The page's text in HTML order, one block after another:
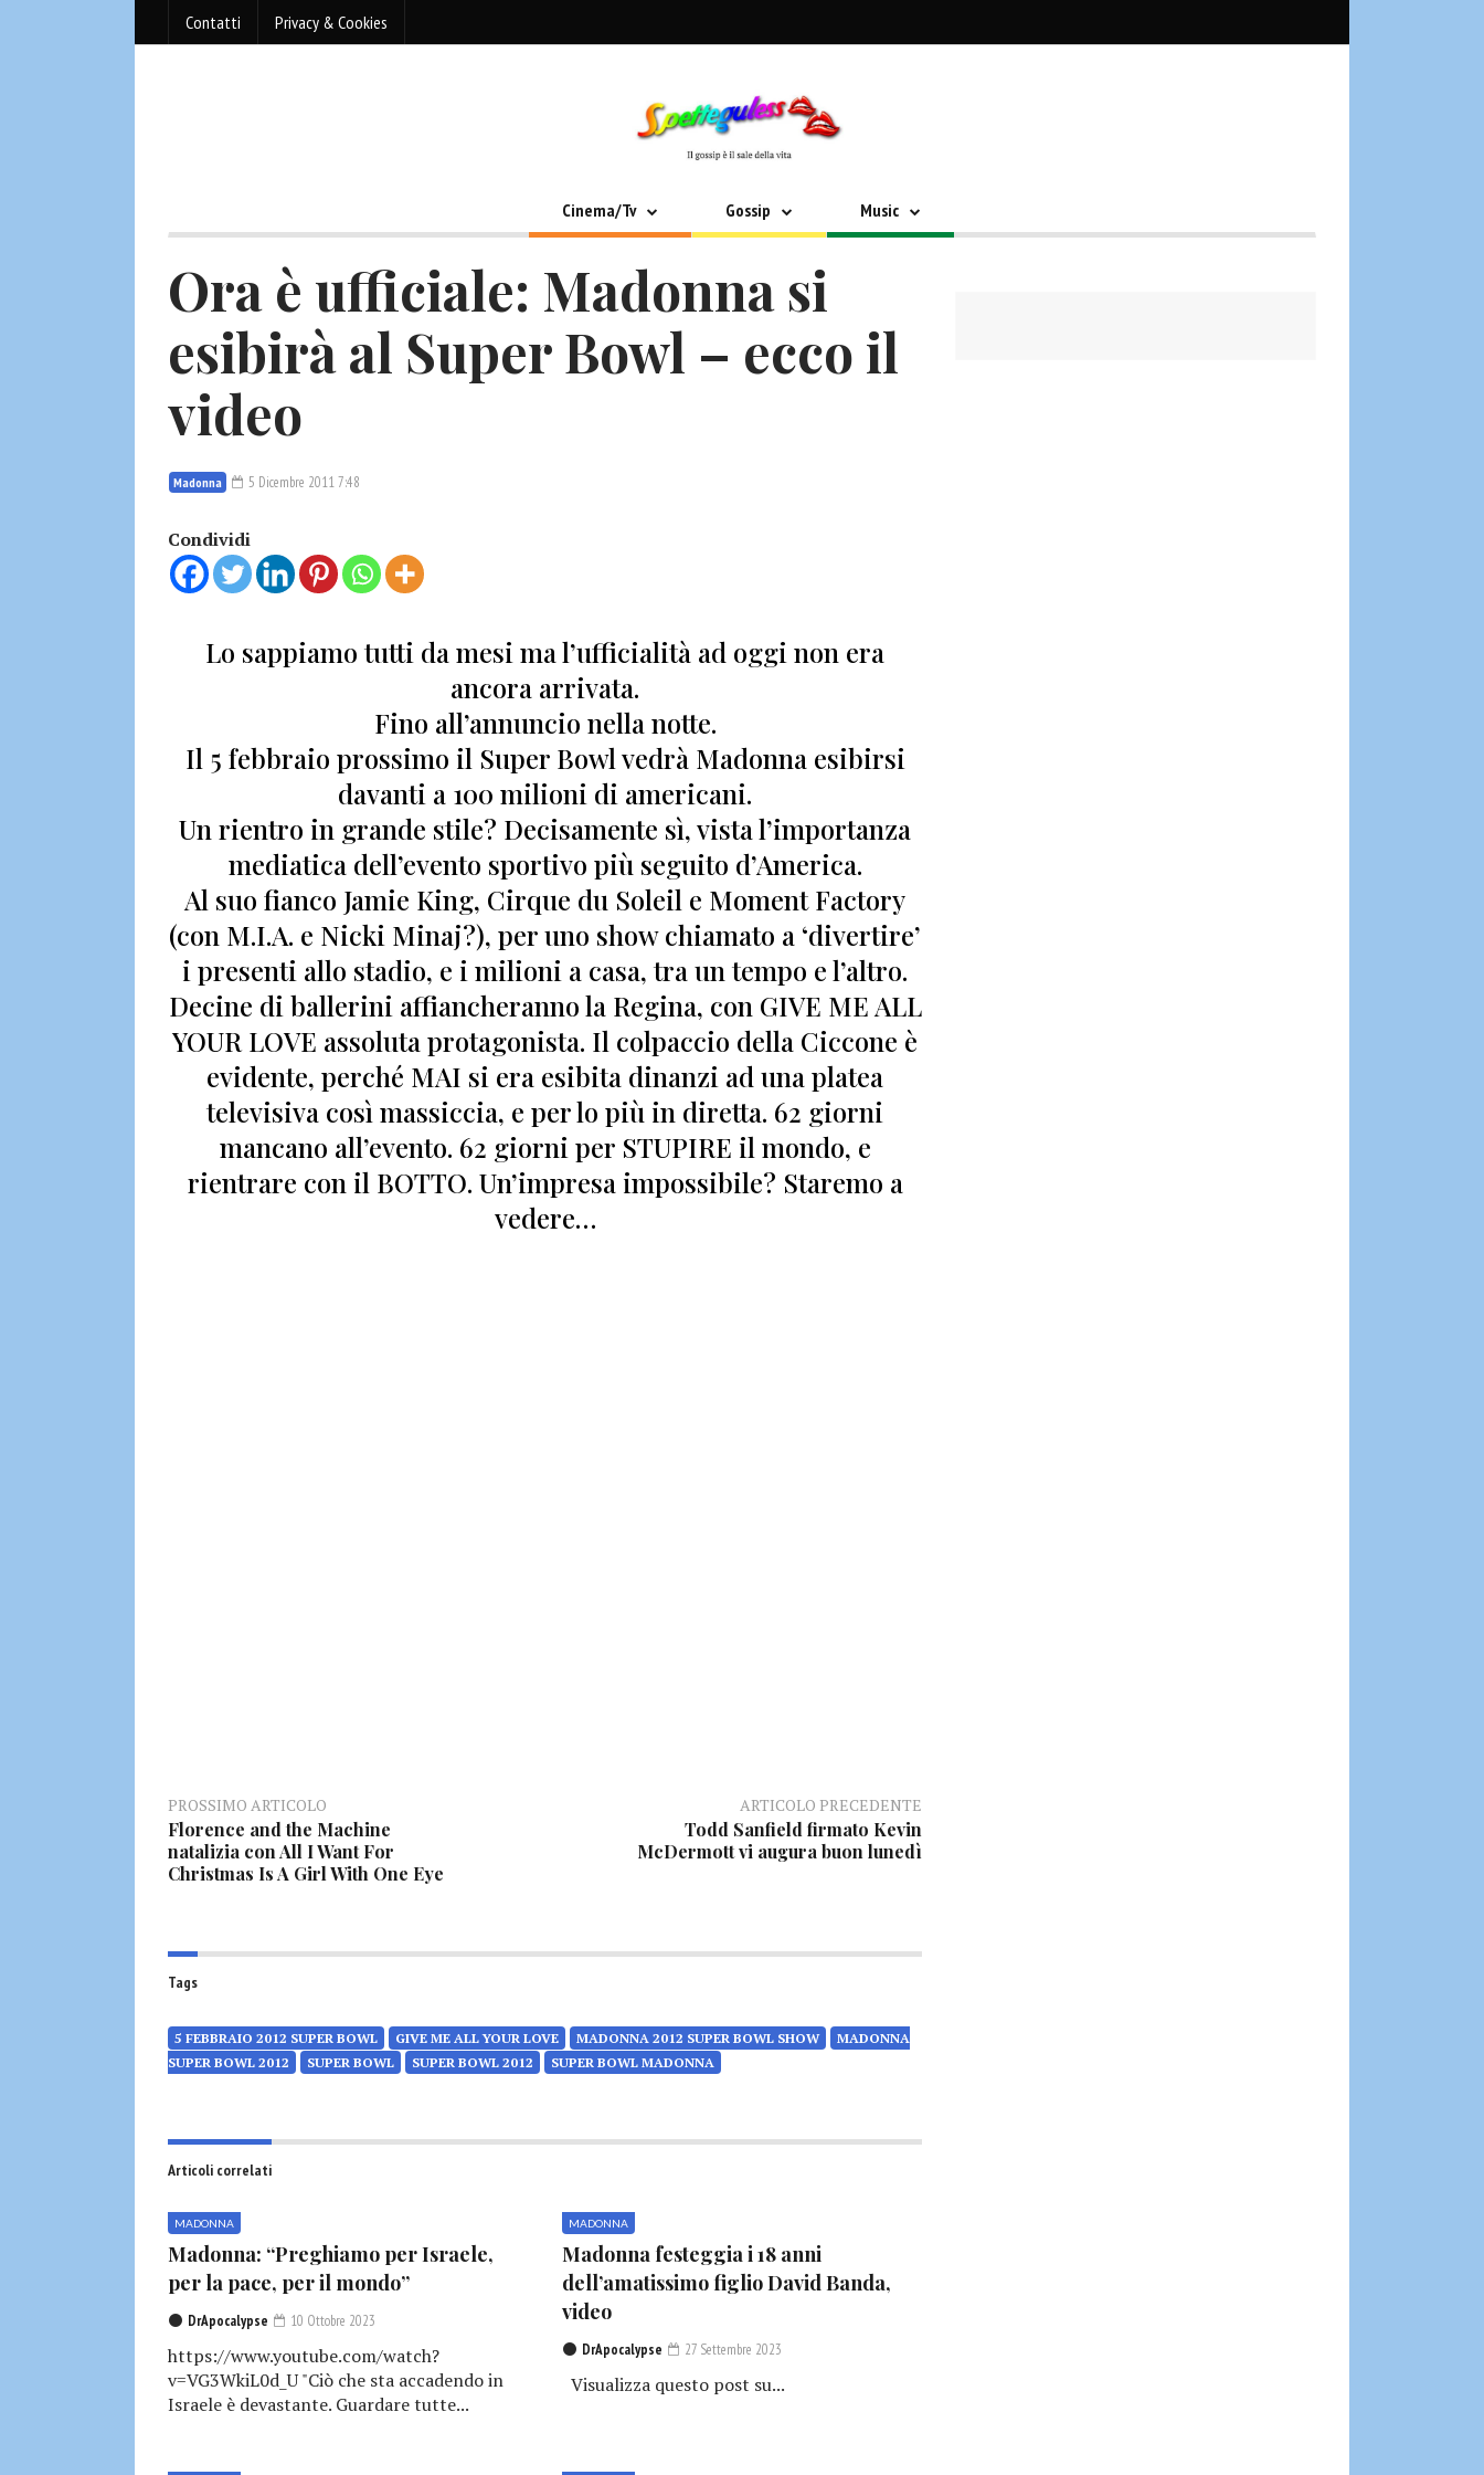
Contatti Privacy & Cookies
Cinema/Tv Gossip Music
Ora è ufficiale: Madonna si
esibirà al Super Bowl – ecco il
video
Madonna 5 Dicembre 2011 7:48
Condividi
Lo sappiamo tutti da mesi ma l’ufficialità ad oggi non era
ancora arrivata.
Fino all’annuncio nella notte.
Il 5 febbraio prossimo il Super Bowl vedrà Madonnaesibirsi
davanti a 100 milioni di americani.
Un rientro in grande stile? Decisamente sì, vista l’importanza
mediatica dell’evento sportivo più seguito d’America.
Al suo fianco Jamie King, Cirque du Soleil e Moment Factory
(con M.I.A. e Nicki Minaj?), per uno show chiamato a ‘divertire’
i presenti allo stadio, e i milioni a casa, tra un tempo e l’altro.
Decine di ballerini affiancheranno la Regina, con GIVE ME ALL
YOUR LOVE assoluta protagonista. Il colpaccio della Ciccone è
evidente, perché MAI si era esibita dinanzi ad una platea
televisiva così massiccia, e per lo più in diretta. 62 giorni
mancano all’evento. 62 giorni per STUPIRE il mondo, e
rientrare con il BOTTO. Un’impresa impossibile? Staremo a
vedere…
PROSSIMO ARTICOLO
Florence and the Machine
natalizia con All I Want For
Christmas Is A Girl With One Eye
ARTICOLO PRECEDENTE
Todd Sanfield firmato Kevin
McDermott vi augura buon lunedì
Tags
5 FEBBRAIO 2012 SUPER BOWL GIVE ME ALL YOUR LOVE MADONNA 2012 SUPER BOWL SHOW
MADONNA
SUPER BOWL 2012
SUPER BOWL SUPER BOWL 2012 SUPER BOWL MADONNA
Articoli correlati
MADONNA
Madonna: “Preghiamo per Israele,
per la pace, per il mondo”
DrApocalypse 10 Ottobre 2023
https://www.youtube.com/watch?
v=VG3WkiL0d_U "Ciò che sta accadendo in
Israele è devastante. Guardare tutte...
MADONNA
Madonna festeggia i 18 anni
dell’amatissimo figlio David Banda,
video
DrApocalypse 27 Settembre 2023
Visualizza questo post su...